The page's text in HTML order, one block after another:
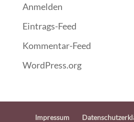
Anmelden
Eintrags-Feed
Kommentar-Feed
WordPress.org
Impressum